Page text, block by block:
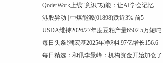
QoderWork上线“意识“功能：让AI学会记忆
港股异动 | 中煤能源(01898)跌近3% 前5
USDA维持2026/27年度豆粕产量6502.5万短吨-
每日头条!潮宏基2025年净利4.97亿增长156.6
每日精选：和讯李景峰：机构资金开始加仓了